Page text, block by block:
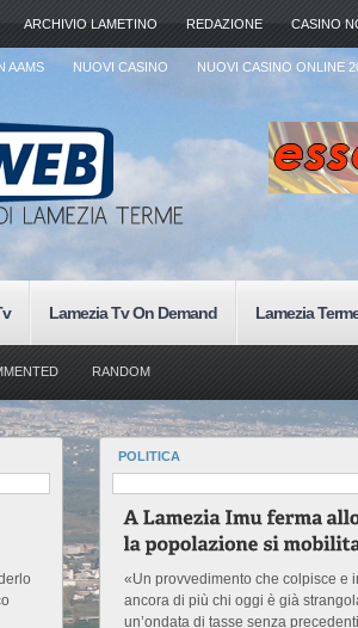
ARCHIVIO LAMETINO REDAZIONE CASINO
AAMS NUOVI CASINO NUOVI CASINO ONLINE
Lamezia Tv On Demand Lamezia
RANDOM
POLITICA
«Un provvedimento che colpisce e
ancora di più chi oggi è già
un’ondata di tasse senza